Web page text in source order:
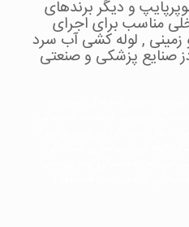
و دیگر برندهای
مناسب برای اجرای
زمینی , لوله کشی آب سرد
صنایع پزشکی و صنعتی